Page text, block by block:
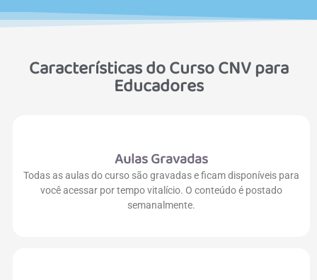
Características do Curso CNV para
Educadores
Aulas Gravadas
Todas as aulas do curso são gravadas e ficam disponíveis para
você acessar por tempo vitalício. O conteúdo é postado
semanalmente.